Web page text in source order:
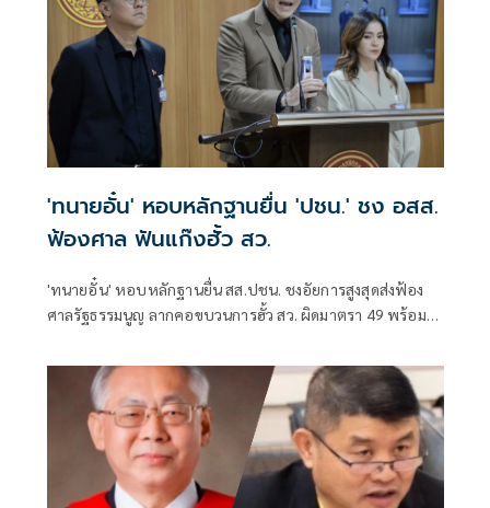
'ทนายอั๋น' หอบหลักฐานยื่น 'ปชน.' ชง อสส.
ฟ้องศาล ฟันแก๊งฮั้ว สว.
'ทนายอั๋น' หอบหลักฐานยื่น สส.ปชน. ชงอัยการสูงสุดส่งฟ้อง
ศาลรัฐธรรมนูญ ลากคอขบวนการฮั้ว สว. ผิดมาตรา 49 พร้อม